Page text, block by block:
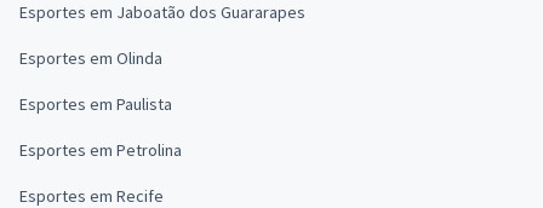
Esportes em Jaboatão dos Guararapes
Esportes em Olinda
Esportes em Paulista
Esportes em Petrolina
Esportes em Recife